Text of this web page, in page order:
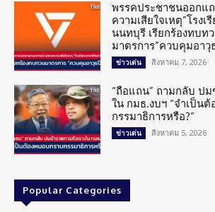
พรรคประชาชนออกแ
ความเสียใจเหตุ”โรงเ
นนทบุรี เรียกร้องทบท
มาตรการ”ควบคุมอาวุ
ข่าวเด่น สิงหาคม 7, 2026
“ถือแถน” ถามกลับ ปม
ใน กมธ.งบฯ “จำเป็น
กรรมาธิการหรือ?”
ข่าวเด่น สิงหาคม 5, 2026
Popular Categories